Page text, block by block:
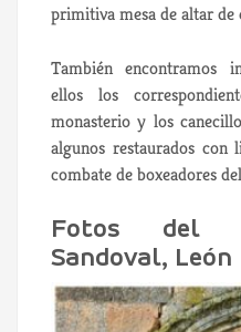
primitiva mesa de altar
También encontramos
ellos los
monasterio y los
algunos restaurados con
combate de boxeadores
Fotos del
Sandoval, León